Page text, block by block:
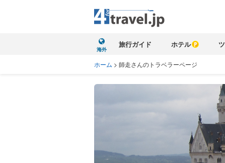
海外
旅行ガイド ホテル
ホーム > 師走さんのトラベラーページ